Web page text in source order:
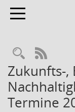
Toggle navigation
RSS-
Zukunfts-,
Termine